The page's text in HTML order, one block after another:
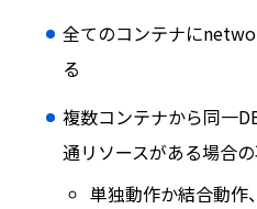
全てのコンテナに
る
複数コンテナから同一
通リソースがある場合
単独動作か結合動作